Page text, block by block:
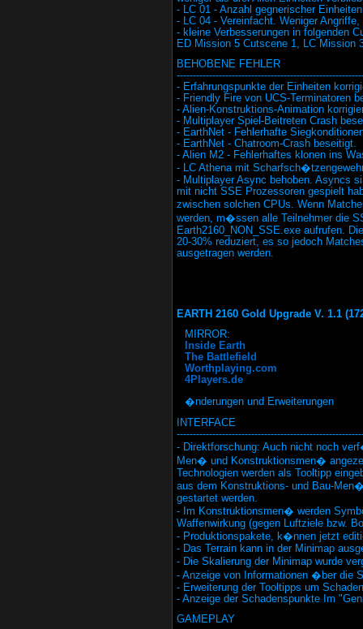
- LC 01 - Anzahl gegnerischer
- LC 04 - Vereinfacht. Weniger
- kleine Verbesserungen in folgenden
ED Mission 5 Cutscene 1, LC Mission
BEHOBENE FEHLER
- Erfahrungspunkte der Einheiten
- Friendly Fire von UCS-Terminatoren
- Alien-Konstruktions-Animation
- Multiplayer Spiel-Beitreten Crash
- EarthNet - Fehlerhafte
- EarthNet - Chatroom-Crash beseitigt.
- Alien M2 - Fehlerhaftes klonen ins
- LC Athena mit
- Multiplayer Async behoben. Asyncs
mit nicht SSE Prozessoren gespielt
zwischen solchen CPUs. Wenn
werden, m�ssen alle Teilnehmer die
Earth2160_NON_SSE.exe aufrufen.
20-30% reduziert, es so jedoch
ausgetragen werden.
EARTH 2160 Gold Upgrade V. 1.1
MIRROR:
Inside Earth
The Battlefield
Worthplaying.com
4Players.de
�nderungen und Erweiterungen
INTERFACE
- Direktforschung: Auch nicht noch
Men� und Konstruktionsmen�
Technologien werden als Tooltipp
aus dem Konstruktions- und Bau-
gestartet werden.
- Im Konstruktionsmen� werden
Waffenwirkung (gegen Luftziele bzw.
- Produktionspakete, k�nnen jetzt
- Das Terrain kann in der Minimap
- Die Skalierung der Minimap wurde
- Anzeige von Informationen �ber die
- Erweiterung der Tooltipps um
- Anzeige der Schadenspunkte Im
GAMEPLAY